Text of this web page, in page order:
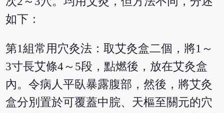
如下：
第1組常用穴灸法：取艾灸盒二個，將1～
3寸長艾條4～5段，點燃後，放在艾灸盒
內。令病人平臥暴露腹部，然後，將艾灸
盒分別置於可覆蓋中脘、天樞至關元的穴